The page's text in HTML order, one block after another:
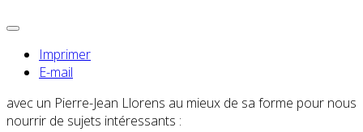
Imprimer
E-mail
avec un Pierre-Jean Llorens au mieux de sa forme pour nous
nourrir de sujets intéressants :